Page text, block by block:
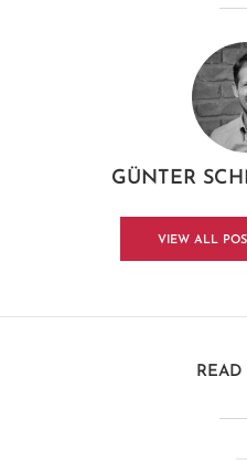
GÜNTER
VIEW ALL
READ